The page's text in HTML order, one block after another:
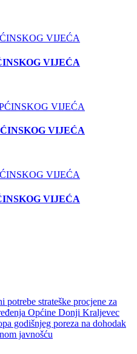
VIJEĆA
VIJEĆA
VIJEĆA
potrebe strateške procjene za
Općine Donji Kraljevec
godišnjeg poreza na dohodak
javnošću